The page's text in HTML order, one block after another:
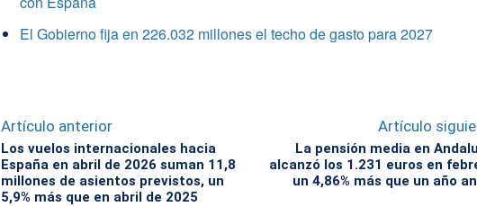
El Gobierno fija en 226.032 millones el techo de gasto para 2027
Artículo anterior
Los vuelos internacionales hacia
España en abril de 2026 suman 11,8
millones de asientos previstos, un
5,9% más que en abril de 2025
Artículo
La pensión media en
alcanzó los 1.231 euros en
un 4,86% más que un año